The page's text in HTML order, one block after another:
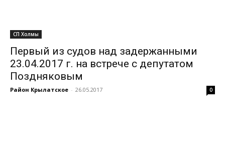
СП Холмы
Первый из судов над задержанными
23.04.2017 г. на встрече с депутатом
Поздняковым
Район Крылатское - 26.05.2017 0